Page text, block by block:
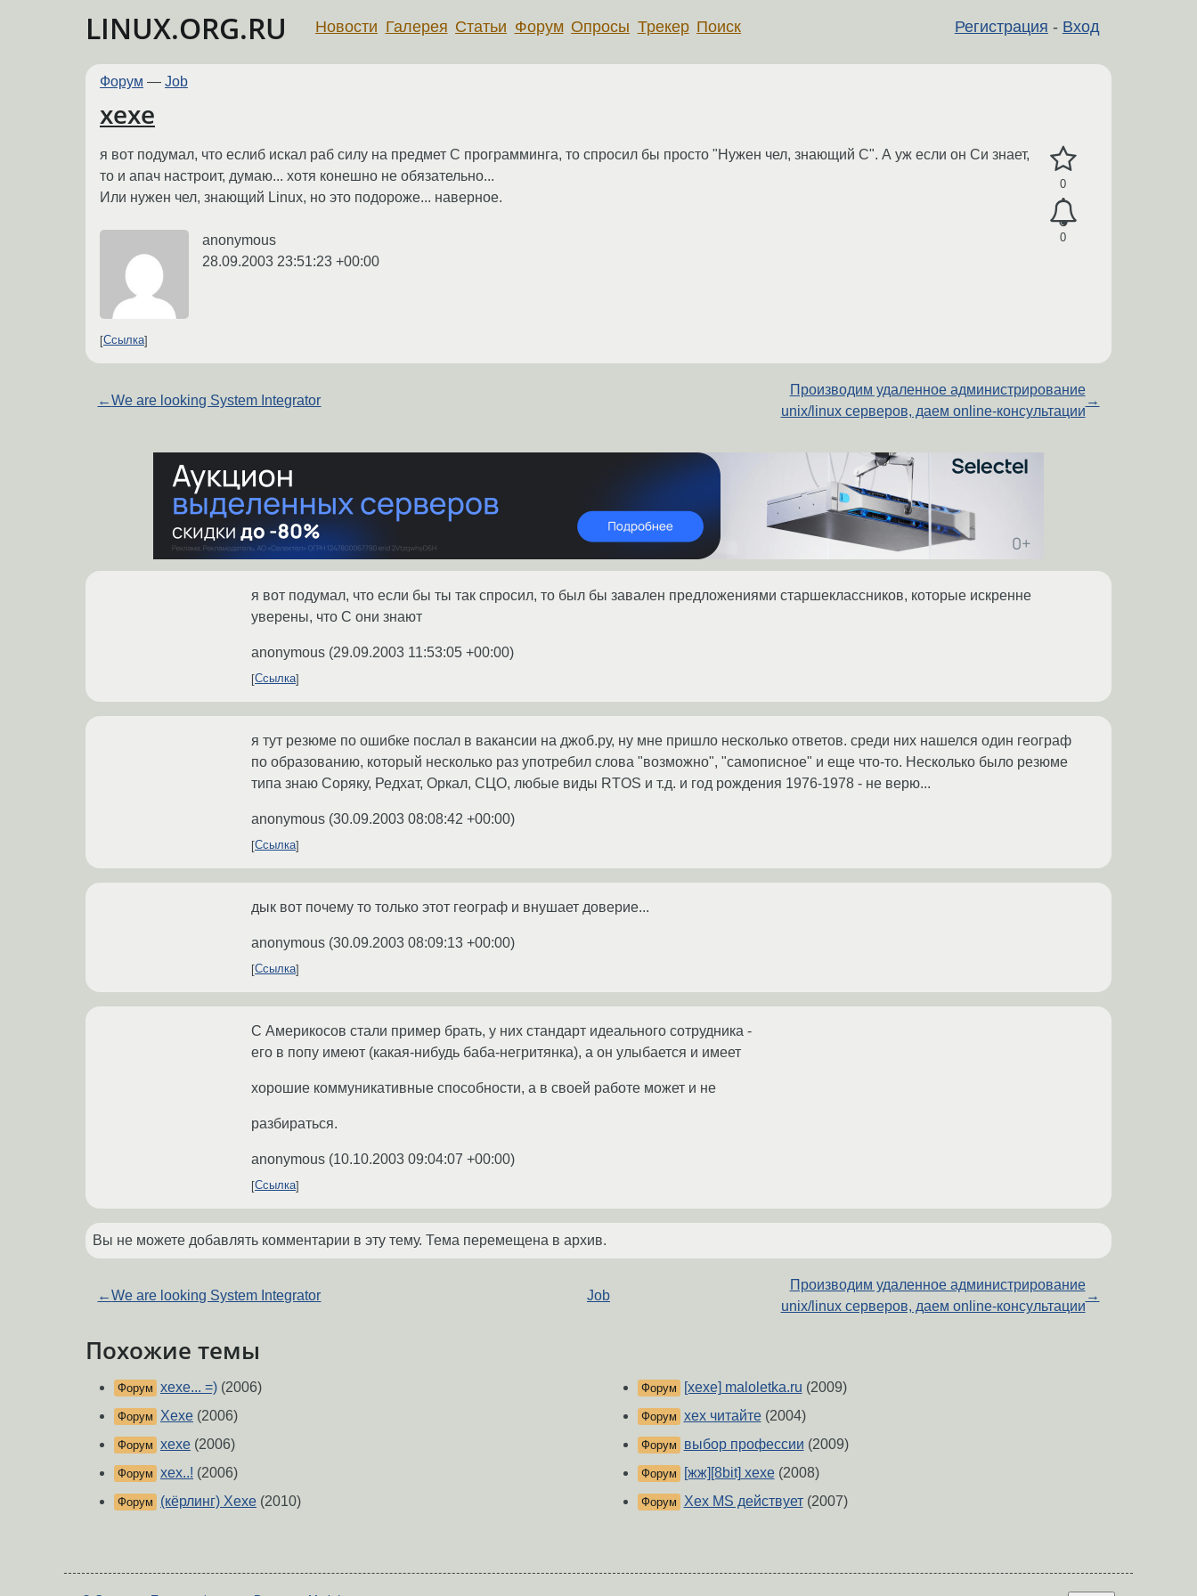
LINUX.ORG.RU Регистрация - Вход
Новости Галерея Статьи Форум Опросы Трекер Поиск
Форум — Job
хехе
0
0
я вот подумал, что еслиб искал раб силу на предмет С программинга, то спросил бы просто "Нужен чел, знающий С". А уж если он Си знает,
то и апач настроит, думаю... хотя конешно не обязательно...
Или нужен чел, знающий Linux, но это подороже... наверное.
anonymous
28.09.2003 23:51:23 +00:00
Ссылка
←We are looking System Integrator
Производим удаленное администрирование
unix/linux серверов, даем online-консультации
→
я вот подумал, что если бы ты так спросил, то был бы завален предложениями старшеклассников, которые искренне
уверены, что C они знают
anonymous (29.09.2003 11:53:05 +00:00)
Ссылка
я тут резюме по ошибке послал в вакансии на джоб.ру, ну мне пришло несколько ответов. среди них нашелся один географ
по образованию, который несколько раз употребил слова "возможно", "самописное" и еще что-то. Несколько было резюме
типа знаю Соряку, Редхат, Оркал, СЦО, любые виды RTOS и т.д. и год рождения 1976-1978 - не верю...
anonymous (30.09.2003 08:08:42 +00:00)
Ссылка
дык вот почему то только этот географ и внушает доверие...
anonymous (30.09.2003 08:09:13 +00:00)
Ссылка
С Америкосов стали пример брать, у них стандарт идеального сотрудника -
его в попу имеют (какая-нибудь баба-негритянка), а он улыбается и имеет
хорошие коммуникативные способности, а в своей работе может и не
разбираться.
anonymous (10.10.2003 09:04:07 +00:00)
Ссылка
Вы не можете добавлять комментарии в эту тему. Тема перемещена в архив.
←We are looking System Integrator Job
Производим удаленное администрирование
unix/linux серверов, даем online-консультации
→
Похожие темы
Форум хехе... =) (2006)
Форум Хехе (2006)
Форум хехе (2006)
Форум хех..! (2006)
Форум (кёрлинг) Хехе (2010)
Форум [хехе] maloletka.ru (2009)
Форум хех читайте(2004)
Форум выбор профессии (2009)
Форум [жж][8bit] хехе(2008)
Форум Хех MS действует(2007)